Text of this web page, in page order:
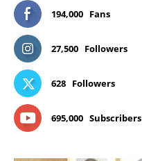
194,000 Fans
27,500 Followers
628 Followers
695,000 Subscribers